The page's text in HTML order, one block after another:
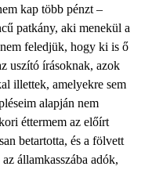
kap több pénzt –
patkány, aki menekül a
feledjük, hogy ki is ő
uszító írásoknak, azok
illettek, amelyekre sem
alapján nem
éttermem az előírt
betartotta, és a fölvett
államkasszába adók,